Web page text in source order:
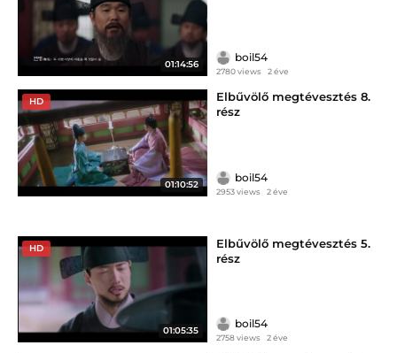
01:14:56
boil54
2780 views 2 éve
HD
01:10:52
Elbűvölő megtévesztés 8.
rész
boil54
2953 views 2 éve
HD
01:05:35
Elbűvölő megtévesztés 5.
rész
boil54
2758 views 2 éve